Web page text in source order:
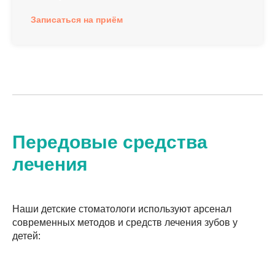
Записаться на приём
Передовые средства
лечения
Наши детские стоматологи используют арсенал
современных методов и средств лечения зубов у
детей: